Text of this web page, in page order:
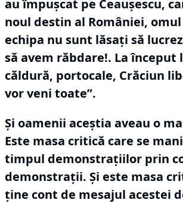
au împușcat pe Ceaușescu,
noul destin al României,
echipa nu sunt lăsați să
să avem răbdare!. La început
căldură, portocale, Crăciun
vor veni toate”.
Și oamenii aceștia aveau o
Este masa critică care se
timpul demonstrațiilor prin
demonstrații. Și este masa
ține cont de mesajul acestei